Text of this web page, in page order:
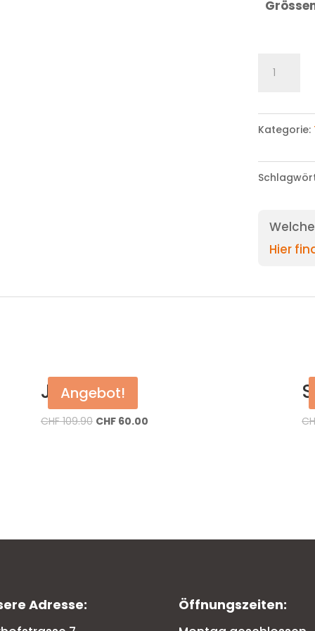
Jeans
Kategorie:
Hier
Angebot!
Jacke
CHF109.90 CHF60.00
Adresse: Öffnungszeiten: